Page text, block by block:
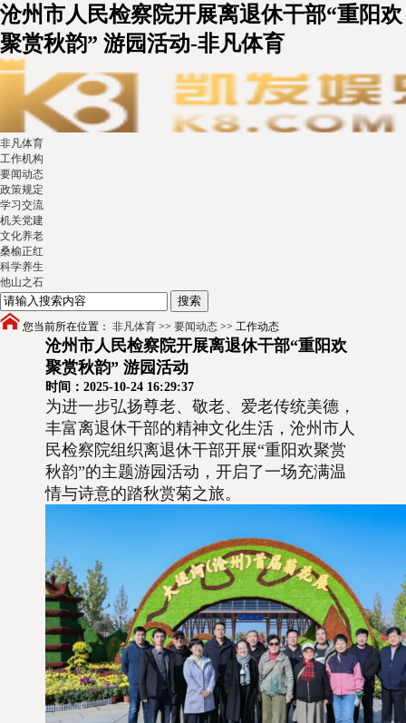
沧州市人民检察院开展离退休干部“重阳欢
聚赏秋韵” 游园活动-非凡体育
非凡体育
工作机构
要闻动态
政策规定
学习交流
机关党建
文化养老
桑榆正红
科学养生
他山之石
您当前所在位置： 非凡体育 >> 要闻动态 >> 工作动态
沧州市人民检察院开展离退休干部“重阳欢
聚赏秋韵” 游园活动
时间：2025-10-24 16:29:37
为进一步弘扬尊老、敬老、爱老传统美德，
丰富离退休干部的精神文化生活，沧州市人
民检察院组织离退休干部开展“重阳欢聚赏
秋韵”的主题游园活动，开启了一场充满温
情与诗意的踏秋赏菊之旅。